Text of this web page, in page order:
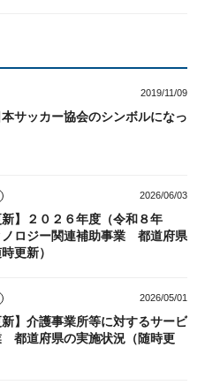
2019/11/09
サッカー協会のシンボルになっ
2026/06/03
新】２０２６年度（令和８年
ロジー関連補助事業 都道府県
更新）
2026/05/01
新】介護事業所等に対するサービ
都道府県の実施状況（随時更